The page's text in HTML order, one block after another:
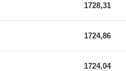
1728,31
1724,86
1724,04